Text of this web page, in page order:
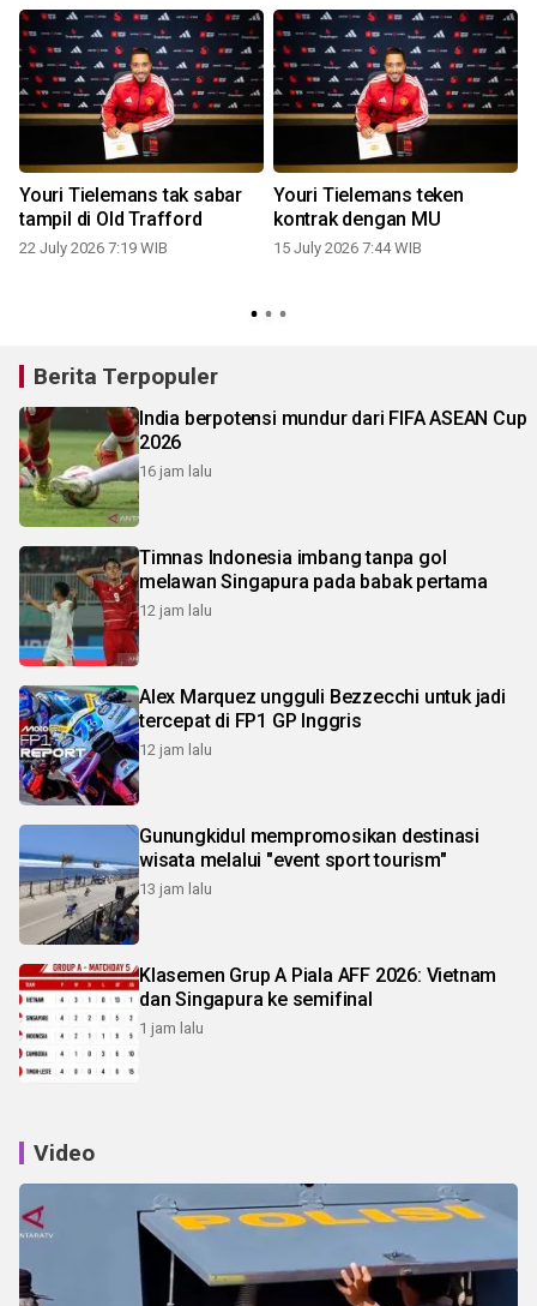
Youri Tielemans tak sabar
tampil di Old Trafford
22 July 2026 7:19 WIB
Youri Tielemans teken
kontrak dengan MU
15 July 2026 7:44 WIB
Berita Terpopuler
India berpotensi mundur dari FIFA ASEAN Cup
2026
16 jam lalu
Timnas Indonesia imbang tanpa gol
melawan Singapura pada babak pertama
12 jam lalu
Alex Marquez ungguli Bezzecchi untuk jadi
tercepat di FP1 GP Inggris
12 jam lalu
Gunungkidul mempromosikan destinasi
wisata melalui "event sport tourism"
13 jam lalu
Klasemen Grup A Piala AFF 2026: Vietnam
dan Singapura ke semifinal
1 jam lalu
Video